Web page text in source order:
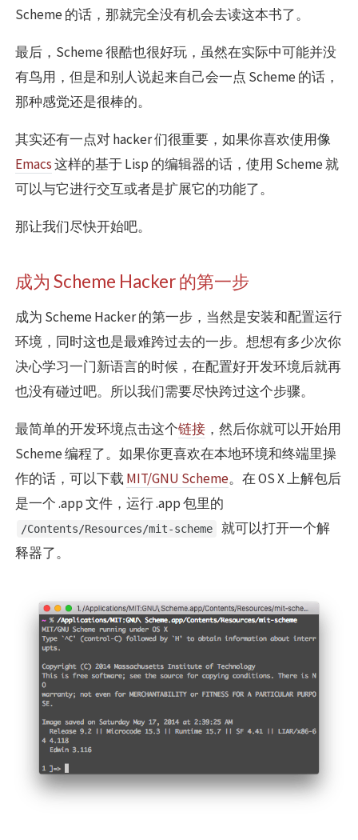
Scheme 的话，那就完全没有机会去读这本书了。
最后，Scheme 很酷也很好玩，虽然在实际中可能并没
有鸟用，但是和别人说起来自己会一点 Scheme 的话，
那种感觉还是很棒的。
其实还有一点对 hacker 们很重要，如果你喜欢使用像
Emacs这样的基于 Lisp 的编辑器的话，使用 Scheme 就
可以与它进行交互或者是扩展它的功能了。
那让我们尽快开始吧。
成为 Scheme Hacker 的第一步
成为 Scheme Hacker 的第一步，当然是安装和配置运行
环境，同时这也是最难跨过去的一步。想想有多少次你
决心学习一门新语言的时候，在配置好开发环境后就再
也没有碰过吧。所以我们需要尽快跨过这个步骤。
最简单的开发环境点击这个链接 ，然后你就可以开始用
Scheme 编程了。如果你更喜欢在本地环境和终端里操
作的话，可以下载 MIT/GNU Scheme。在 OS X 上解包后
是一个 .app 文件，运行 .app 包里的
/Contents/Resources/mit-scheme
就可以打开一个解
释器了。